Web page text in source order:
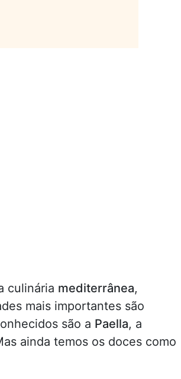
culinária mediterrânea,
mais importantes são
são a Paella, a
ainda temos os doces como